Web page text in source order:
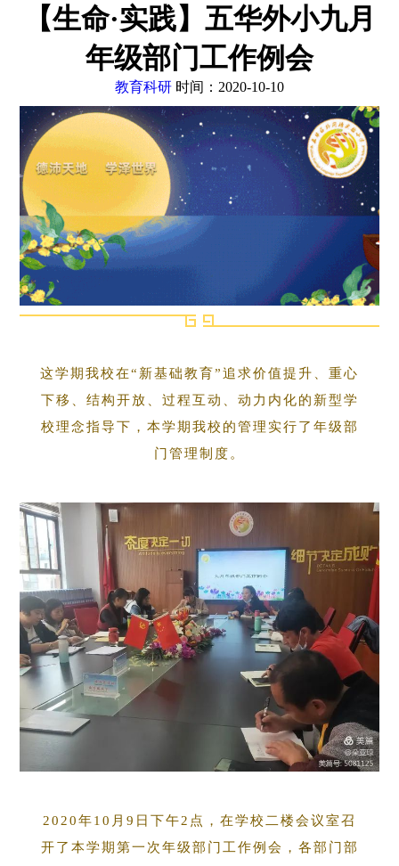
【生命·实践】五华外小九月
年级部门工作例会
教育科研 时间：2020-10-10
这学期我校在“新基础教育”追求价值提升、重心
下移、结构开放、过程互动、动力内化的新型学
校理念指导下，本学期我校的管理实行了年级部
门管理制度。
2020年10月9日下午2点，在学校二楼会议室召
开了本学期第一次年级部门工作例会，各部门部